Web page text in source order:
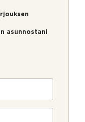
asunnostani